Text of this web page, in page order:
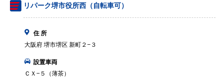
リパーク堺市役所西（自転車可）
住 所
大阪府 堺市堺区 新町２−３
設置車両
ＣＸ−５（薄茶）